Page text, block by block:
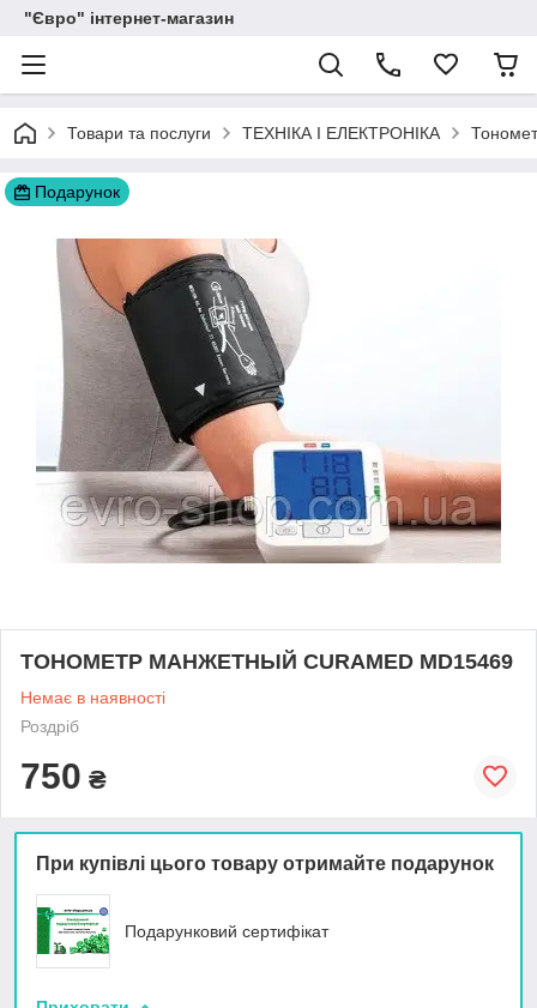
"Євро" інтернет-магазин
Товари та послуги ТЕХНІКА І ЕЛЕКТРОНІКА
Подарунок
ТОНОМЕТР МАНЖЕТНЫЙ CURAMED MD15469
Немає в наявності
Роздріб
750 ₴
При купівлі цього товару отримайте подарунок
Подарунковий сертифікат